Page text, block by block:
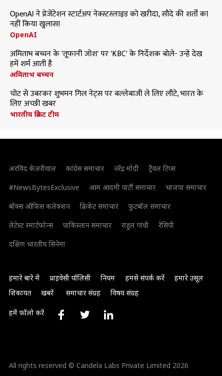
OpenAI ने प्रेजेंटेशन स्टार्टअप नेक्स्टस्लाइड को खरीदा, सौदे की शर्तों का
नहीं किया खुलासा
OpenAI
अमिताभ बच्चन के 'तूफानी जोश' पर 'KBC' के निर्देशक बोले- उन्हें देख
हमें शर्म आती है
अमिताभ बच्चन
चोट से उबरकर शुभमन गिल नेट्स पर बल्लेबाजी ले लिए लौटे, भारत के
लिए अच्छी खबर
भारतीय क्रिकेट टीम
अरविंद केजरीवाल कांग्रेस समाचार नरेंद्र मोदी
ट्रैवल टिप्स
#NewsBytesExclusive
आम आदमी पार्टी समाचार
भाजपा समाचार
बॉक्स ऑफिस कलेक्शन
क्रिकेट समाचार
फुटबॉल समाचार
लेटेस्ट स्मार्टफोन्स
पाकिस्तान समाचार राहुल गांधी
रेसिपी
दक्षिण भारतीय सिनेमा
हमारे बारे में प्राइवेसी पॉलिसी नियम हमसे संपर्क करें
हमारे उसूल
शिकायत
खबरें समाचार संग्रह विषय संग्रह
हमें फॉलो करें
All rights reserved © Candela Labs Private Limited 2026